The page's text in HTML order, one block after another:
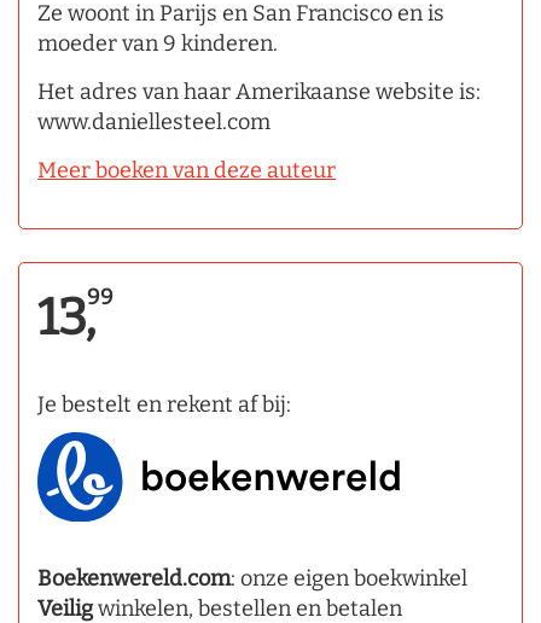
Ze woont in Parijs en San Francisco en is
moeder van 9 kinderen.
Het adres van haar Amerikaanse website is:
www.daniellesteel.com
Meer boeken van deze auteur
13,99
Je bestelt en rekent af bij:
Boekenwereld.com: onze eigen boekwinkel
Veiligwinkelen, bestellen en betalen